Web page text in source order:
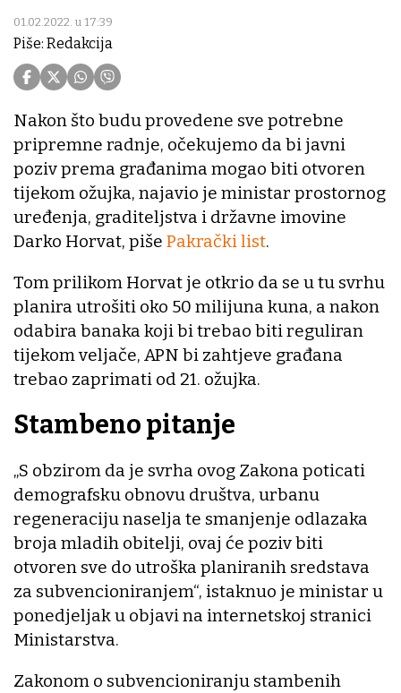
01.02.2022. u 17:39
Piše: Redakcija
Nakon što budu provedene sve potrebne
pripremne radnje, očekujemo da bi javni
poziv prema građanima mogao biti otvoren
tijekom ožujka, najavio je ministar prostornog
uređenja, graditeljstva i državne imovine
Darko Horvat, piše Pakrački list.
Tom prilikom Horvat je otkrio da se u tu svrhu
planira utrošiti oko 50 milijuna kuna, a nakon
odabira banaka koji bi trebao biti reguliran
tijekom veljače, APN bi zahtjeve građana
trebao zaprimati od 21. ožujka.
Stambeno pitanje
„S obzirom da je svrha ovog Zakona poticati
demografsku obnovu društva, urbanu
regeneraciju naselja te smanjenje odlazaka
broja mladih obitelji, ovaj će poziv biti
otvoren sve do utroška planiranih sredstava
za subvencioniranjem“, istaknuo je ministar u
ponedjeljak u objavi na internetskoj stranici
Ministarstva.
Zakonom o subvencioniranju stambenih